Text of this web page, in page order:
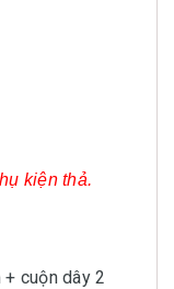
kiện thả.
cuộn dây 2